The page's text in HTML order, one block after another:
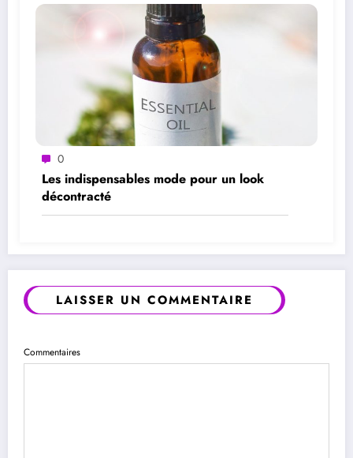
0
Les indispensables mode pour un look
décontracté
LAISSER UN COMMENTAIRE
Commentaires